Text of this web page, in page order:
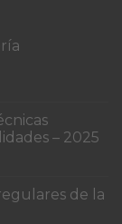
– 2025
de la